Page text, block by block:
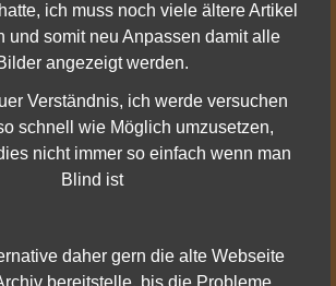
Es bedeutet außerdem, dass man
eines Spielers im Kampf gegen ein
„bestraft“ wird. Und schließlich
ablaufendes Abenteuererlebnis,
und belohnt werden, wenn sie
Gegner in den Aufgaben um Hytbold
ich muss noch viele ältere Artikel
und somit neu Anpassen damit alle
angezeigt werden.
Verständnis, ich werde versuchen
schnell wie Möglich umzusetzen,
nicht immer so einfach wenn man
Blind ist
daher gern die alte Webseite
bereitstelle, bis die Probleme